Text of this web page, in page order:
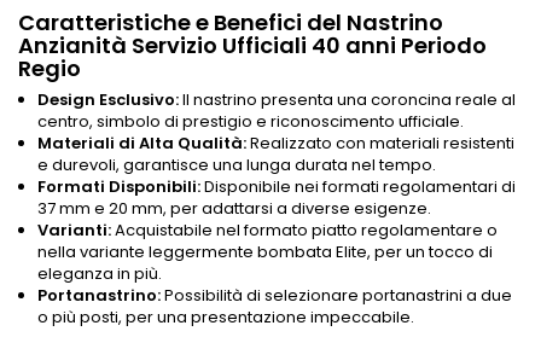
Caratteristiche e Benefici del Nastrino
Anzianità Servizio Ufficiali 40 anni Periodo
Regio
Design Esclusivo:Il nastrino presenta una coroncina reale al
centro, simbolo di prestigio e riconoscimento ufficiale.
Materiali di Alta Qualità:Realizzato con materiali resistenti
e durevoli, garantisce una lunga durata nel tempo.
Formati Disponibili:Disponibile nei formati regolamentari di
37 mm e 20 mm, per adattarsi a diverse esigenze.
Varianti:Acquistabile nel formato piatto regolamentare o
nella variante leggermente bombata Elite, per un tocco di
eleganza in più.
Portanastrino:Possibilità di selezionare portanastrini a due
o più posti, per una presentazione impeccabile.